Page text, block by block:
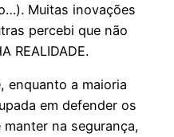
Muitas inovações
percebi que não
REALIDADE.
enquanto a maioria
em defender os
na segurança,